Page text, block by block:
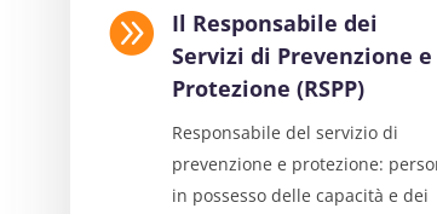

Il Responsabile dei
Servizi di Prevenzione e
Protezione (RSPP)
Responsabile del servizio di
prevenzione e protezione:
in possesso delle capacità e dei